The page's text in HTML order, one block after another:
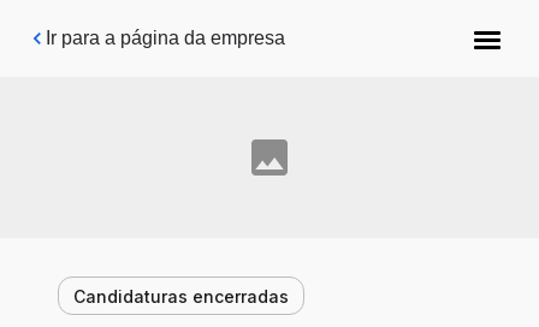
Pular para o conteúdo principal
Ir para a página da empresa
Candidaturas encerradas